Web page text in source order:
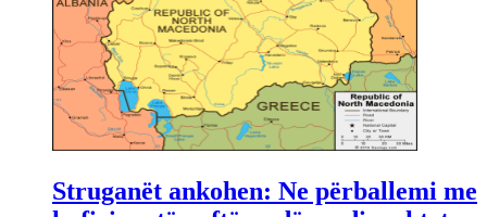
Struganët ankohen: Ne përballemi me